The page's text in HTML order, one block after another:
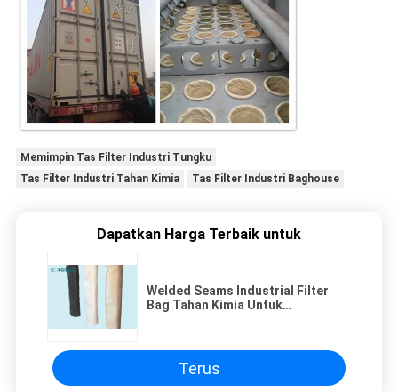
Memimpin Tas Filter Industri Tungku
Tas Filter Industri Tahan Kimia
Tas Filter Industri Baghouse
Dapatkan Harga Terbaik untuk
Welded Seams Industrial Filter
Bag Tahan Kimia Untuk
Terus